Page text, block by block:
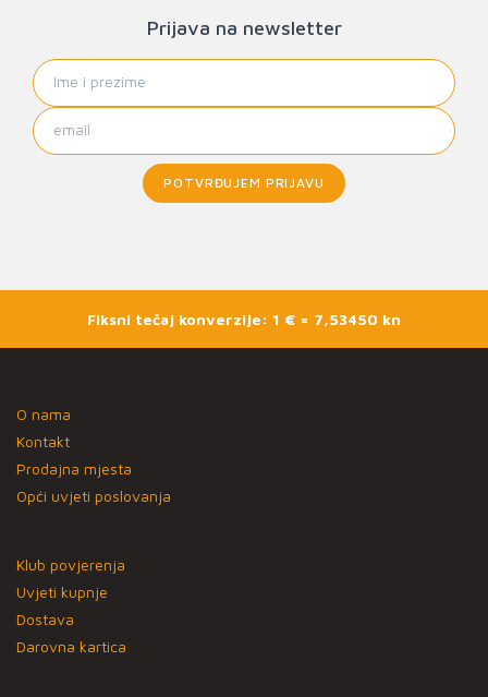
Prijava na newsletter
POTVRĐUJEM PRIJAVU
Fiksni tečaj konverzije: 1 € = 7,53450 kn
O nama
Kontakt
Prodajna mjesta
Opći uvjeti poslovanja
Klub povjerenja
Uvjeti kupnje
Dostava
Darovna kartica